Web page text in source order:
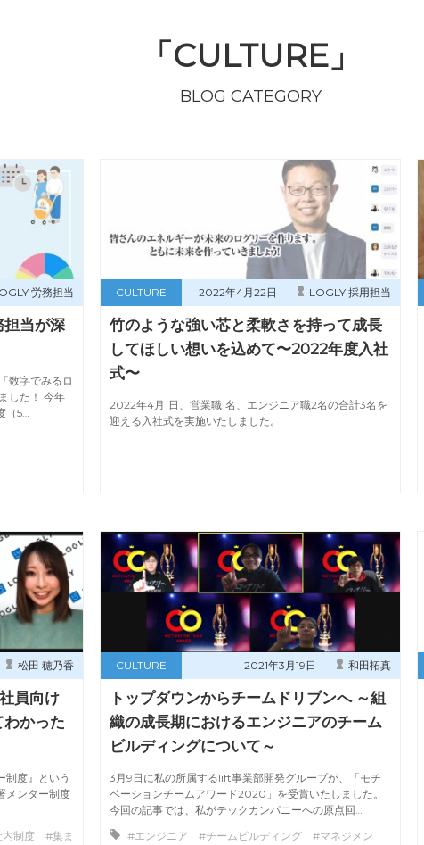
「CULTURE」
BLOG CATEGORY
労務担当
担当が深
数字でみるロ
した！ 今年
（5…
CULTURE 2022年4月22日 LOGLY 採用担当
竹のような強い芯と柔軟さを持って成長
してほしい想いを込めて〜2022年度入社
式〜
2022年4月1日、営業職1名、エンジニア職2名の合計3名を
迎える入社式を実施いたしました。
松田 穂乃香
員向け
かった
制度』という
メンター制度
制度 #集ま
CULTURE 2021年3月19日 和田拓真
トップダウンからチームドリブンへ ～組
織の成長期におけるエンジニアのチーム
ビルディングについて～
3月9日に私の所属するlift事業部開発グループが、「モチ
ベーションチームアワード2020」を受賞いたしました。
今回の記事では、私がテックカンパニーへの原点回…
#エンジニア #チームビルディング #マネジメン